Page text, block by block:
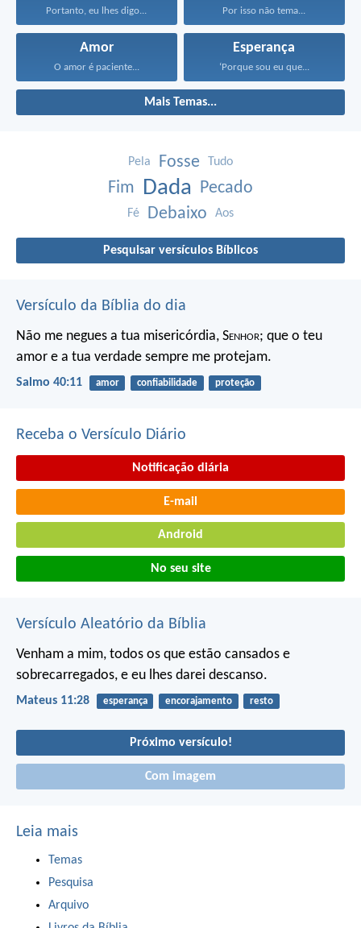
Portanto, eu lhes digo... Por isso não tema...
Amor
O amor é paciente...
Esperança
‘Porque sou eu que...
Mais Temas...
Pela Fosse Tudo
Fim Dada Pecado
Fé Debaixo Aos
Pesquisar versículos Bíblicos
Versículo da Bíblia do dia
Não me negues a tua misericórdia, Senhor; que o teu
amor e a tua verdade sempre me protejam.
Salmo 40:11 amor confiabilidade proteção
Receba o Versículo Diário
Notificação diária
E-mail
Android
No seu site
Versículo Aleatório da Bíblia
Venham a mim, todos os que estão cansados e
sobrecarregados, e eu lhes darei descanso.
Mateus 11:28 esperança encorajamento resto
Próximo versículo!
Com imagem
Leia mais
Temas
Pesquisa
Arquivo